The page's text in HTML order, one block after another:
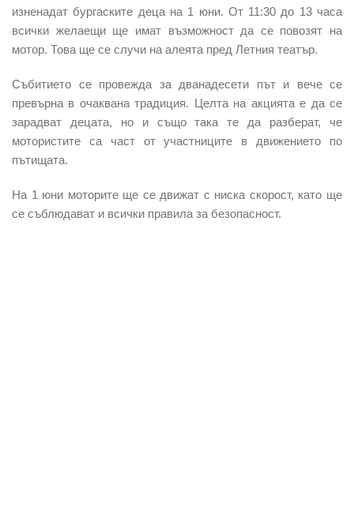
изненадат бургаските деца на 1 юни. От 11:30 до 13 часа
всички желаещи ще имат възможност да се повозят на
мотор. Това ще се случи на алеята пред Летния театър.
Събитието се провежда за дванадесети път и вече се
превърна в очаквана традиция. Целта на акцията е да се
зарадват децата, но и също така те да разберат, че
мотористите са част от участниците в движението по
пътищата.
На 1 юни моторите ще се движат с ниска скорост, като ще
се съблюдават и всички правила за безопасност.